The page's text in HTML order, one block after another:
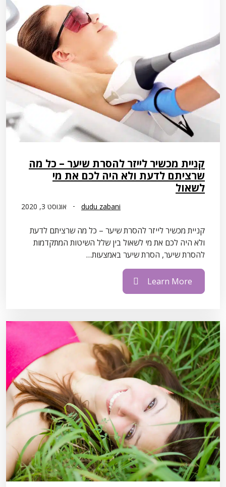
קניית מכשיר לייזר להסרת שיער – כל מה
שרציתם לדעת ולא היה לכם את מי
לשאול
אוגוסט 3, 2020 dudu zabani
קניית מכשיר לייזר להסרת שיער – כל מה שרציתם לדעת
ולא היה לכם את מי לשאול בין שלל השיטות המתקדמות
להסרת שיער, הסרת שיער באמצעות…
Learn More